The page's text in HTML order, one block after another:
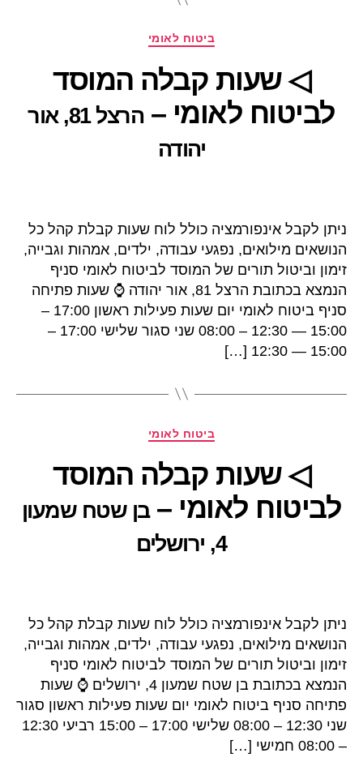
קטגוריות
ביטוח לאומי
◁ שעות קבלה המוסד
לביטוח לאומי –
הרצל 81, אור
יהודה
ניתן לקבל אינפורמציה כולל לוח שעות קבלת קהל כל
הנושאים מילואים, נפגעי עבודה, ילדים, אמהות וגבייה,
זימון וביטול תורים של המוסד לביטוח לאומי סניף
הנמצא בכתובת הרצל 81, אור יהודה ⌚ שעות פתיחה
סניף ביטוח לאומי יום שעות פעילות ראשון 17:00 –
15:00 — 12:30 – 08:00 שני סגור שלישי 17:00 –
15:00 — 12:30 […]
קטגוריות
ביטוח לאומי
◁ שעות קבלה המוסד
לביטוח לאומי –בן שטח שמעון
4, ירושלים
ניתן לקבל אינפורמציה כולל לוח שעות קבלת קהל כל
הנושאים מילואים, נפגעי עבודה, ילדים, אמהות וגבייה,
זימון וביטול תורים של המוסד לביטוח לאומי סניף
הנמצא בכתובת בן שטח שמעון 4, ירושלים ⌚ שעות
פתיחה סניף ביטוח לאומי יום שעות פעילות ראשון סגור
שני 12:30 – 08:00 שלישי 17:00 – 15:00 רביעי 12:30
– 08:00 חמישי […]